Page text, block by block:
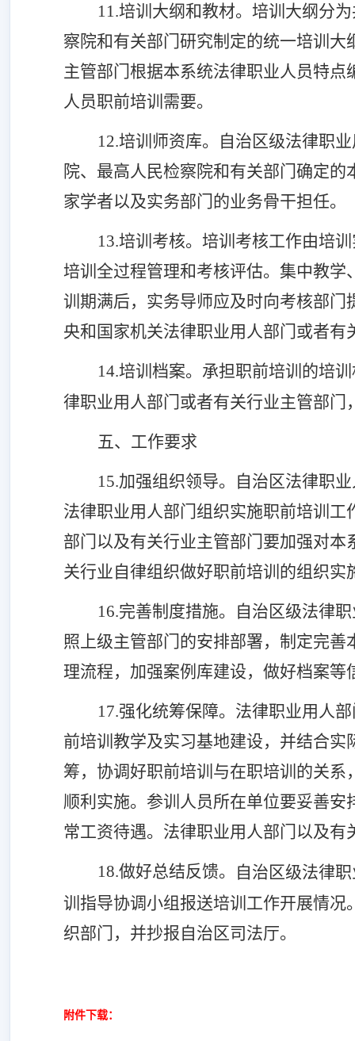
11.培训大纲和教材。 培训大纲分
察院和有关部门研究制定的统一培训
主管部门根据本系统法律职业人员特
人员职前培训需要。
12.培训师资库。
自治区级法律职
院、最高人民检察院和有关部门确定
家学者以及实务部门的业务骨干担任。
13.培训考核。 培训考核工作由培
培训全过程管理和考核评估。集中教
训期满后，实务导师应及时向考核部
央和国家机关法律职业用人部门或者
14.培训档案。 承担职前培训的培
律职业用人部门或者有关行业主管部门
五、工作要求
15.加强组织领导。 自治区法律职
法律职业用人部门组织实施职前培训
部门以及有关行业主管部门要加强对
关行业自律组织做好职前培训的组织
16.完善制度措施。
自治区级法律
照上级主管部门的安排部署，制定完
理流程，加强案例库建设，做好档案等
17.强化统筹保障。 法律职业用人
前培训教学及实习基地建设，并结合
筹，协调好职前培训与在职培训的关
顺利实施。 参训人员所在单位要妥善安
常工资待遇。法律职业用人部门以及
18.做好总结反馈。
自治区级法律
训指导协调小组报送培训工作开展情况
织部门，并抄报自治区司法厅。
附件下载：